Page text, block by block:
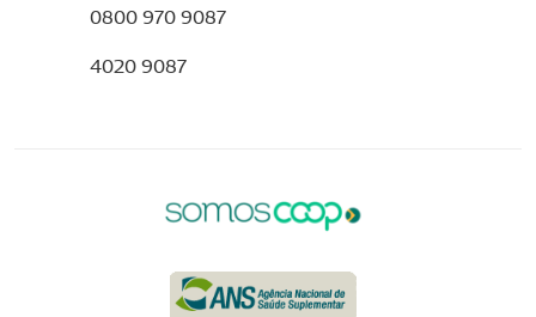
0800 970 9087
4020 9087